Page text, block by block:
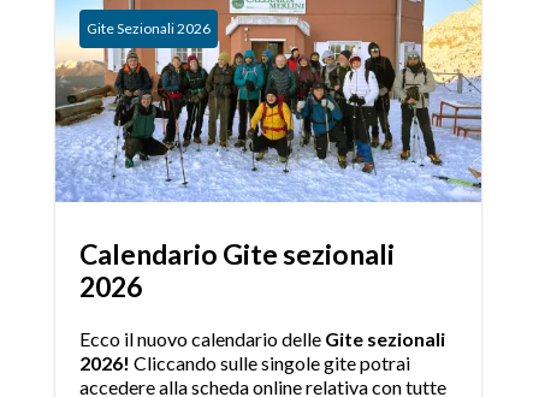
Gite Sezionali 2026
Calendario Gite sezionali
2026
Ecco il nuovo calendario delle Gite sezionali
2026! Cliccando sulle singole gite potrai
accedere alla scheda online relativa con tutte